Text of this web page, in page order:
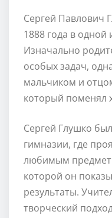
Сергей Павлович
1888 года в одной
Изначально
особых задач,
мальчиком и
который поменял
Сергей Глушко
гимназии, где
любимым
которой он
результаты.
творческий